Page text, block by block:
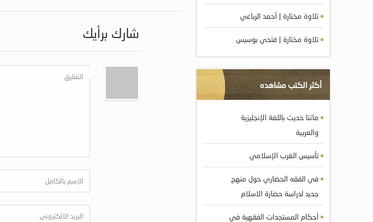
شارك برأيك
تلاوة مختارة | أحمد الرباعي
تلاوة مختارة | فتحي بوسيس
أكثر الكتب مشاهده
مائتا حديث باللغة الإنجليزية
والعربية
تأسيس الغرب الإسلامي
في الفقه الحضاري حول منهج
جديد لدراسة حضارة الاسلام
أحكام المستجدات الفقهية في